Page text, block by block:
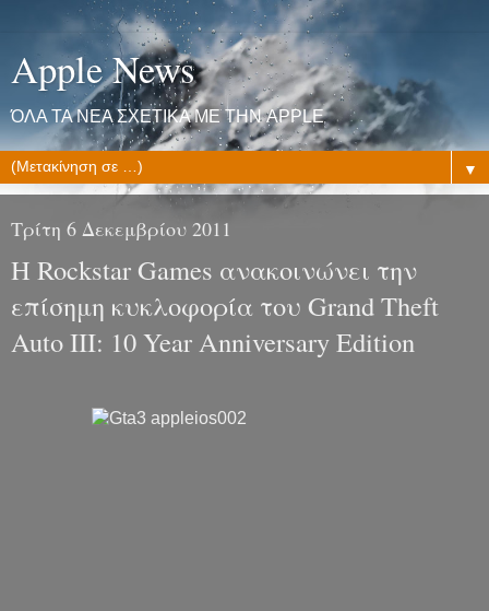
Apple News
ΌΛΑ ΤΑ ΝΕΑ ΣΧΕΤΙΚΑ ΜΕ ΤΗΝ APPLE
▼
Τρίτη 6 Δεκεμβρίου 2011
Η Rockstar Games ανακοινώνει την
επίσημη κυκλοφορία του Grand Theft
Auto III: 10 Year Anniversary Edition